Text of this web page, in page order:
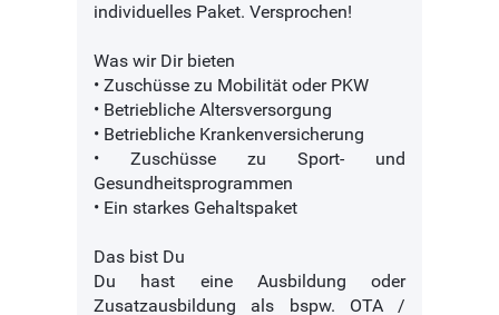
individuelles Paket. Versprochen!
Was wir Dir bieten
• Zuschüsse zu Mobilität oder PKW
• Betriebliche Altersversorgung
• Betriebliche Krankenversicherung
• Zuschüsse zu Sport- und
Gesundheitsprogrammen
• Ein starkes Gehaltspaket
Das bist Du
Du hast eine Ausbildung oder
Zusatzausbildung als bspw. OTA /